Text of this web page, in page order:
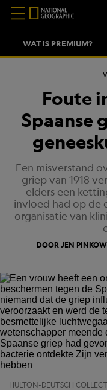
WAT IS PREMIUM?
Foute
Spaanse
Een misverstand
griep van 1918
elders een
invloed had op de
organisatie van
DOOR JEN
HULTON-DEUTSCH